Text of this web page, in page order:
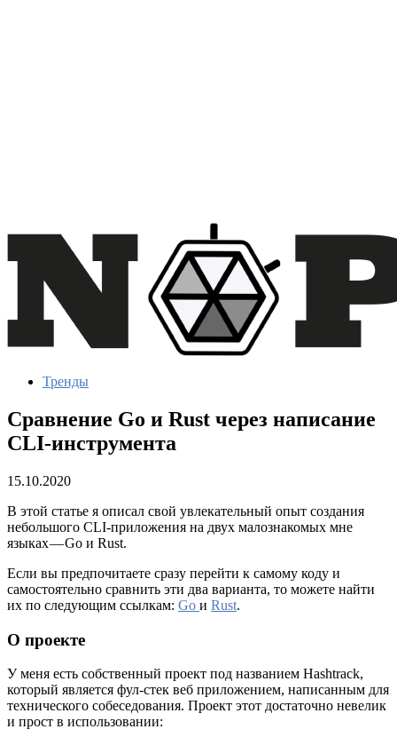
Тренды
Сравнение Go и Rust через написание
CLI-инструмента
15.10.2020
В этой статье я описал свой увлекательный опыт создания
небольшого CLI-приложения на двух малознакомых мне
языках — Go и Rust.
Если вы предпочитаете сразу перейти к самому коду и
самостоятельно сравнить эти два варианта, то можете найти
их по следующим ссылкам: Go и Rust.
О проекте
У меня есть собственный проект под названием Hashtrack,
который является фул-стек веб приложением, написанным для
технического собеседования. Проект этот достаточно невелик
и прост в использовании: